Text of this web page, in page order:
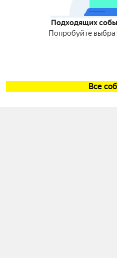
Подходящих
Попробуйте
Все